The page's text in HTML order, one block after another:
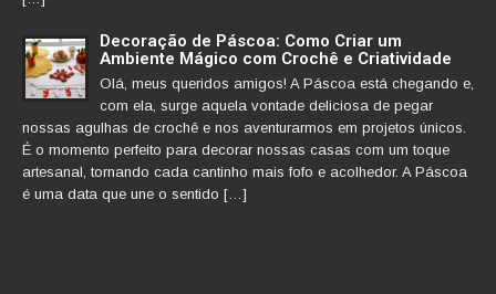
Decoração de Páscoa: Como Criar um
Ambiente Mágico com Crochê e Criatividade
Olá, meus queridos amigos! A Páscoa está chegando e,
com ela, surge aquela vontade deliciosa de pegar
nossas agulhas de crochê e nos aventurarmos em projetos únicos.
É o momento perfeito para decorar nossas casas com um toque
artesanal, tornando cada cantinho mais fofo e acolhedor. A Páscoa
é uma data que une o sentido […]